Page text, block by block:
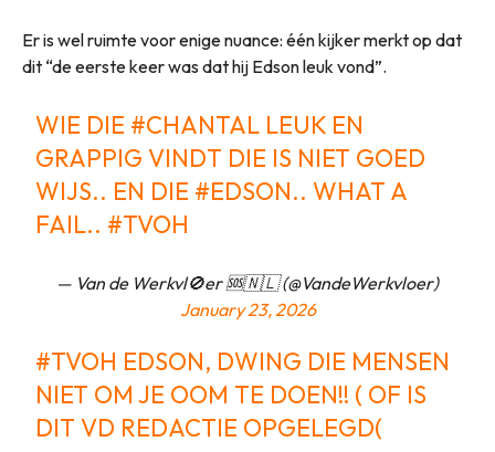
Er is wel ruimte voor enige nuance: één kijker merkt op dat
dit “de eerste keer was dat hij Edson leuk vond”.
WIE DIE #CHANTAL LEUK EN
GRAPPIG VINDT DIE IS NIET GOED
WIJS.. EN DIE #EDSON.. WHAT A
FAIL.. #TVOH
— Van de Werkvl🚫er 🆘️🇳🇱 (@VandeWerkvloer)
January 23, 2026
#TVOH EDSON, DWING DIE MENSEN
NIET OM JE OOM TE DOEN!! ( OF IS
DIT VD REDACTIE OPGELEGD(